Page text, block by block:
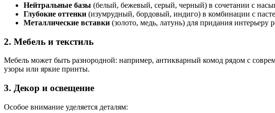
Нейтральные базы (белый, бежевый, серый, черный) в сочетании с
Глубокие оттенки (изумрудный, бордовый, индиго) в комбинации с
Металлические вставки (золото, медь, латунь) для придания интерьеру
2. Мебель и текстиль
Мебель может быть разнородной: например, антикварный комод рядом с
узоры или яркие принты.
3. Декор и освещение
Особое внимание уделяется деталям: